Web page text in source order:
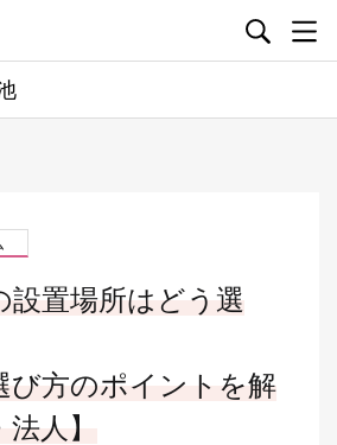
設置場所はどう選
び方のポイントを解
人】